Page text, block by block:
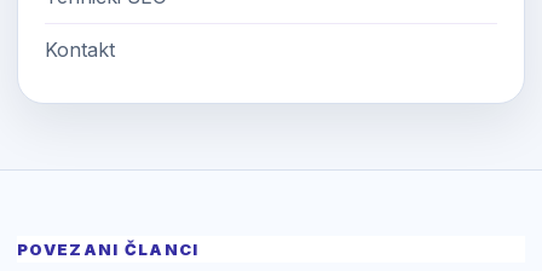
Kontakt
POVEZANI ČLANCI